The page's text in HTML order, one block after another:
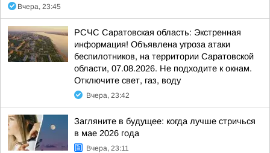
Вчера, 23:45
РСЧС Саратовская область: Экстренная
информация! Объявлена угроза атаки
беспилотников, на территории Саратовской
области, 07.08.2026. Не подходите к окнам.
Отключите свет, газ, воду
Вчера, 23:42
Загляните в будущее: когда лучше стричься
в мае 2026 года
Вчера, 23:11